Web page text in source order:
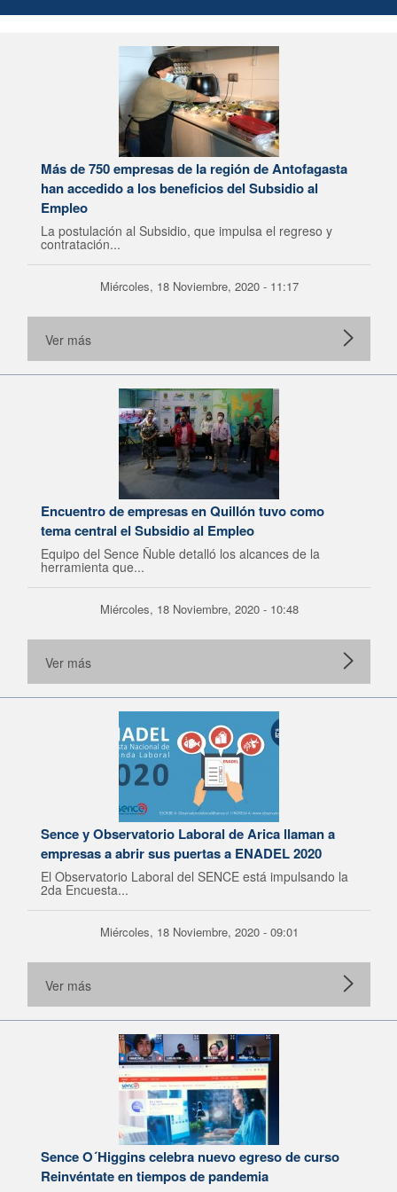
Más de 750 empresas de la región de Antofagasta
han accedido a los beneficios del Subsidio al
Empleo
La postulación al Subsidio, que impulsa el regreso y
contratación...
Miércoles, 18 Noviembre, 2020 - 11:17
Ver más
Encuentro de empresas en Quillón tuvo como
tema central el Subsidio al Empleo
Equipo del Sence Ñuble detalló los alcances de la
herramienta que...
Miércoles, 18 Noviembre, 2020 - 10:48
Ver más
Sence y Observatorio Laboral de Arica llaman a
empresas a abrir sus puertas a ENADEL 2020
El Observatorio Laboral del SENCE está impulsando la
2da Encuesta...
Miércoles, 18 Noviembre, 2020 - 09:01
Ver más
Sence O´Higgins celebra nuevo egreso de curso
Reinvéntate en tiempos de pandemia